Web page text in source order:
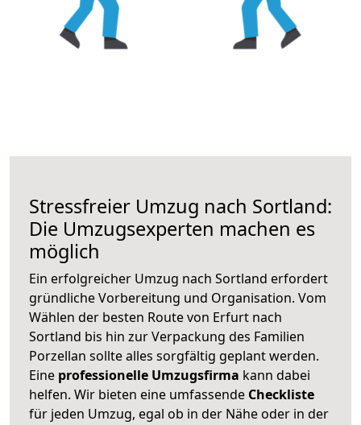
Stressfreier Umzug nach Sortland:
Die Umzugsexperten machen es
möglich
Ein erfolgreicher Umzug nach Sortland erfordert
gründliche Vorbereitung und Organisation. Vom
Wählen der besten Route von Erfurt nach
Sortland bis hin zur Verpackung des Familien
Porzellan sollte alles sorgfältig geplant werden.
Eine professionelle Umzugsfirma kann dabei
helfen. Wir bieten eine umfassende Checkliste
für jeden Umzug, egal ob in der Nähe oder in der